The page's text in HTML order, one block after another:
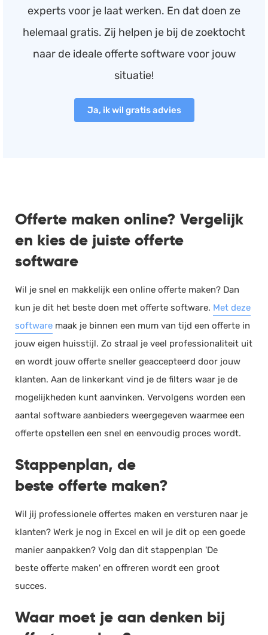
experts voor je laat werken. En dat doen ze
helemaal gratis. Zij helpen je bij de zoektocht
naar de ideale offerte software voor jouw
situatie!
Ja, ik wil gratis advies
Offerte maken online? Vergelijk
en kies de juiste offerte
software
Wil je snel en makkelijk een online offerte maken? Dan
kun je dit het beste doen met offerte software. Met deze
software maak je binnen een mum van tijd een offerte in
jouw eigen huisstijl. Zo straal je veel professionaliteit uit
en wordt jouw offerte sneller geaccepteerd door jouw
klanten. Aan de linkerkant vind je de filters waar je de
mogelijkheden kunt aanvinken. Vervolgens worden een
aantal software aanbieders weergegeven waarmee een
offerte opstellen een snel en eenvoudig proces wordt.
Stappenplan, de
beste offerte maken?
Wil jij professionele offertes maken en versturen naar je
klanten? Werk je nog in Excel en wil je dit op een goede
manier aanpakken? Volg dan dit stappenplan 'De
beste offerte maken' en offreren wordt een groot
succes.
Waar moet je aan denken bij